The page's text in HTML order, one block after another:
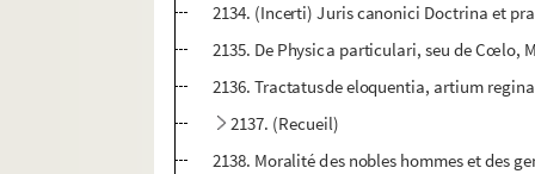
2134. (Incerti) Juris canonici Doctrina et
2135. De Physica particulari, seu de Cœlo,
2136. Tractatusde eloquentia, artium
2137. (Recueil)
2138. Moralité des nobles hommes et des